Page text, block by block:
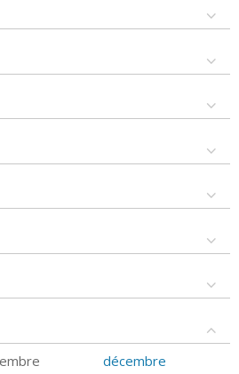
décembre